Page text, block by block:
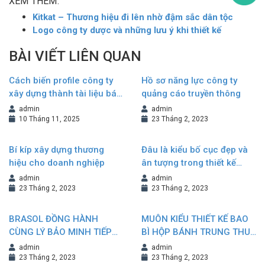
Kitkat – Thương hiệu đi lên nhờ đậm sắc dân tộc
Logo công ty dược và những lưu ý khi thiết kế
BÀI VIẾT LIÊN QUAN
Cách biến profile công ty
xây dựng thành tài liệu bán
hàng hiệu quả
admin
10 Tháng 11, 2025
Hồ sơ năng lực công ty
quảng cáo truyền thông
admin
23 Tháng 2, 2023
Bí kíp xây dựng thương
hiệu cho doanh nghiệp
admin
23 Tháng 2, 2023
Đâu là kiểu bố cục đẹp và
ân tượng trong thiết kế
Brochure?
admin
23 Tháng 2, 2023
BRASOL ĐỒNG HÀNH
CÙNG LÝ BẢO MINH TIẾP
NỐI VÀ KHẲNG ĐỊNH
THƯƠNG HIỆU
admin
23 Tháng 2, 2023
MUÔN KIỂU THIẾT KẾ BAO
BÌ HỘP BÁNH TRUNG THU
NÂNG TẦM GIÁ TRỊ
THƯƠNG HIỆU
admin
23 Tháng 2, 2023